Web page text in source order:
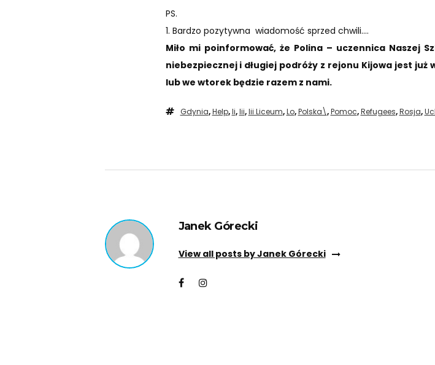
PS.
1. Bardzo pozytywna wiadomość sprzed chwili….
Miło mi poinformować, że Polina – uczennica Naszej
niebezpiecznej i długiej podróży z rejonu Kijowa jest już
lub we wtorek będzie razem z nami.
Gdynia,Help,Ii,Iii,Iii Liceum,Lo,Polska\,Pomoc,Refugees,Rosja,
Janek Górecki
View all posts by Janek Górecki